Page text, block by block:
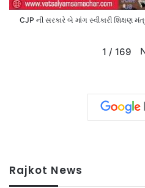
CJP ની સરકારે બે માંગ સ્વીકારી શિક્ષણ
1 / 169
Rajkot News